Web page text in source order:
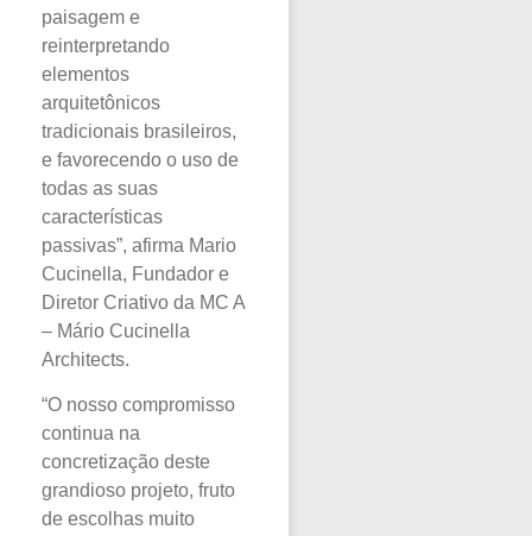
paisagem e
reinterpretando
elementos
arquitetônicos
tradicionais brasileiros,
e favorecendo o uso de
todas as suas
características
passivas”, afirma Mario
Cucinella, Fundador e
Diretor Criativo da MC A
– Mário Cucinella
Architects.
“O nosso compromisso
continua na
concretização deste
grandioso projeto, fruto
de escolhas muito